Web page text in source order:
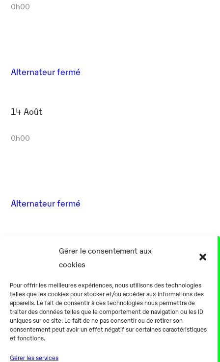
Gérer le consentement aux
cookies
Pour offrir les meilleures expériences, nous utilisons des technologies
telles que les cookies pour stocker et/ou accéder aux informations des
appareils. Le fait de consentir à ces technologies nous permettra de
traiter des données telles que le comportement de navigation ou les ID
uniques sur ce site. Le fait de ne pas consentir ou de retirer son
consentement peut avoir un effet négatif sur certaines caractéristiques
et fonctions.
Gérer les services
0h00
Alternateur fermé
14 Août
0h00
Alternateur fermé
Alternateur fermé